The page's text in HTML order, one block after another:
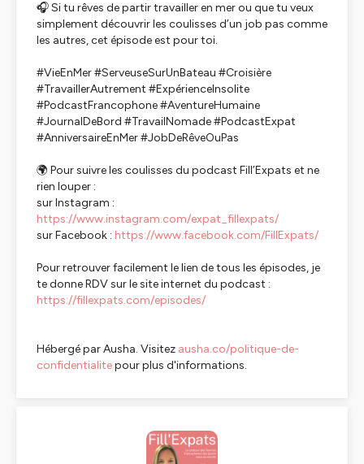
🎧 Si tu rêves de partir travailler en mer ou que tu veux
simplement découvrir les coulisses d’un job pas comme
les autres, cet épisode est pour toi.
#VieEnMer #ServeuseSurUnBateau #Croisière
#TravaillerAutrement #ExpérienceInsolite
#PodcastFrancophone #AventureHumaine
#JournalDeBord #TravailNomade #PodcastExpat
#AnniversaireEnMer #JobDeRêveOuPas
🌍 Pour suivre les coulisses du podcast Fill’Expats et ne
rien louper :
sur Instagram :
https://www.instagram.com/expat_fillexpats/
sur Facebook : https://www.facebook.com/FillExpats/
Pour retrouver facilement le lien de tous les épisodes, je
te donne RDV sur le site internet du podcast :
https://fillexpats.com/episodes/
Hébergé par Ausha. Visitez ausha.co/politique-de-
confidentialitepour plus d'informations.